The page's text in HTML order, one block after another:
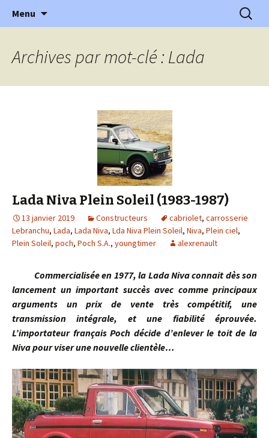
l'Automobile Ancienne
l'automobile ancienne : articles, historiques
…
Menu
Archives par mot-clé : Lada
Lada Niva Plein Soleil (1983-1987)
13 janvier 2019 Constructeurs cabriolet, carrosserie
Lebranchu, Lada, Lada Niva, Lda Niva Plein Soleil, Niva, Plein ciel,
Plein Soleil, poch, Poch S.A., youngtimer alexrenault
Commercialisée en 1977, la Lada Niva connait dès son
lancement un important succès avec comme principaux
arguments un prix de vente très compétitif, une
transmission intégrale, et une fiabilité éprouvée.
L’importateur français Poch décide d’enlever le toit de la
Niva pour viser une nouvelle clientèle…